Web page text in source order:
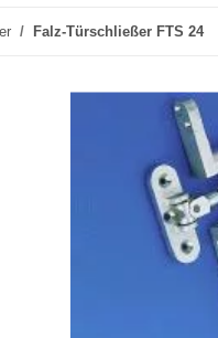
Falz-Türschließer FTS 24